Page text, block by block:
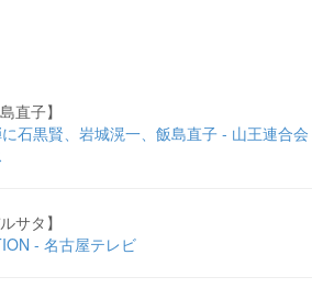
直子】
に石黒賢、岩城滉一、飯島直子 - 山王連合会
サタ】
- 名古屋テレビ